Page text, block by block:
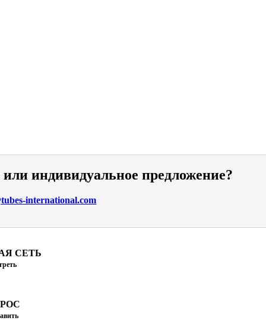
индивидуальное предложение?
international.com
СЕТЬ